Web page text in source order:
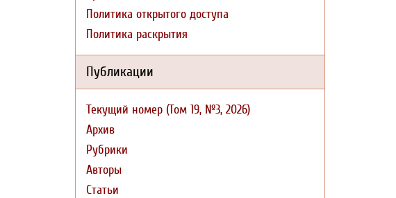
Политика открытого доступа
Политика раскрытия
Публикации
Текущий номер (Том 19, №3, 2026)
Архив
Рубрики
Авторы
Статьи